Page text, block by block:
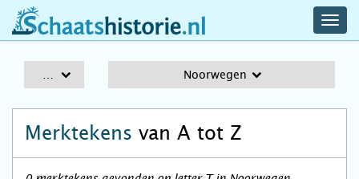
schaatshistorie.nl
Noorwegen
Merktekens van A tot Z